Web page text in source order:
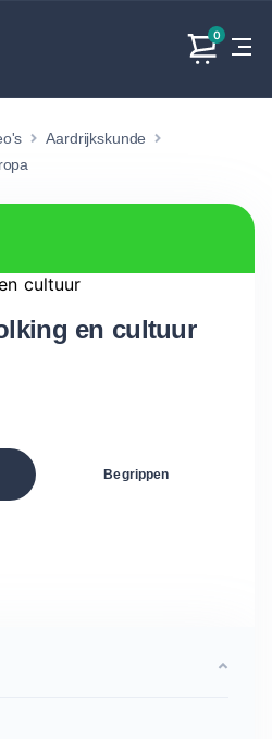
0
Geen vakken.
Producten
Aardrijkskunde
en cultuur
Begrippen